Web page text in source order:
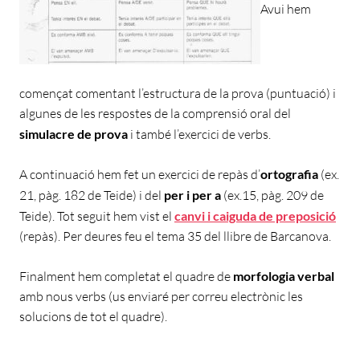
Avui hem
començat comentant l’estructura de la prova (puntuació) i
algunes de les respostes de la comprensió oral del
simulacre de prova i també l’exercici de verbs.
A continuació hem fet un exercici de repàs d’ortografia (ex.
21, pàg. 182 de Teide) i del per i per a (ex.15, pàg. 209 de
Teide). Tot seguit hem vist el canvi i caiguda de preposició
(repàs). Per deures feu el tema 35 del llibre de Barcanova.
Finalment hem completat el quadre de morfologia verbal
amb nous verbs (us enviaré per correu electrònic les
solucions de tot el quadre).